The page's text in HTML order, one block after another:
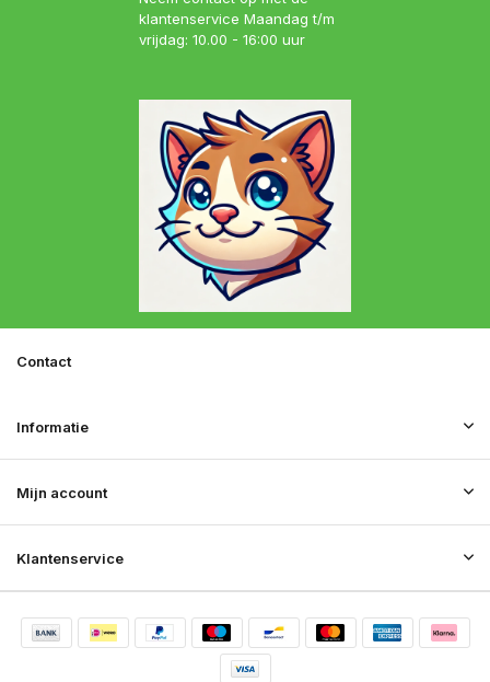
klantenservice Maandag t/m
vrijdag: 10.00 - 16:00 uur
Klantenservice
Mijn account
Informatie
Contact